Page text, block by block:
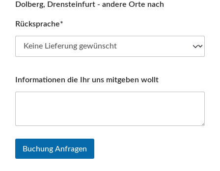
Dolberg, Drensteinfurt - andere Orte nach
Rücksprache*
Informationen die Ihr uns mitgeben wollt